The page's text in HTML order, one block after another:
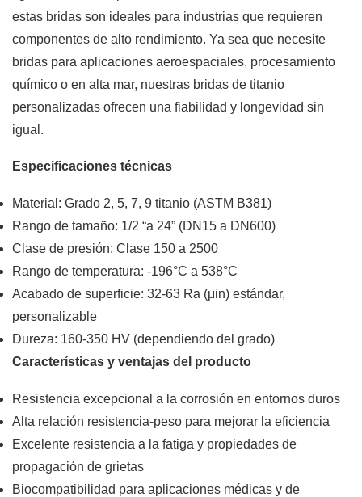
estas bridas son ideales para industrias que requieren
componentes de alto rendimiento. Ya sea que necesite
bridas para aplicaciones aeroespaciales, procesamiento
químico o en alta mar, nuestras bridas de titanio
personalizadas ofrecen una fiabilidad y longevidad sin
igual.
Especificaciones técnicas
Material: Grado 2, 5, 7, 9 titanio (ASTM B381)
Rango de tamaño: 1/2 “a 24” (DN15 a DN600)
Clase de presión: Clase 150 a 2500
Rango de temperatura: -196°C a 538°C
Acabado de superficie: 32-63 Ra (μin) estándar,
personalizable
Dureza: 160-350 HV (dependiendo del grado)
Características y ventajas del producto
Resistencia excepcional a la corrosión en entornos duros
Alta relación resistencia-peso para mejorar la eficiencia
Excelente resistencia a la fatiga y propiedades de
propagación de grietas
Biocompatibilidad para aplicaciones médicas y de